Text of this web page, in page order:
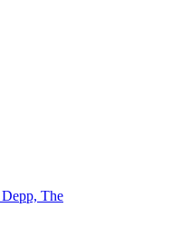
The